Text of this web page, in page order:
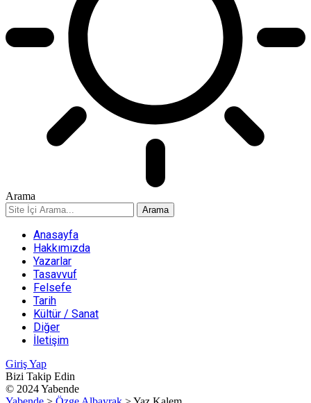
Arama
Anasayfa
Hakkımızda
Yazarlar
Tasavvuf
Felsefe
Tarih
Kültür / Sanat
Diğer
İletişim
Giriş Yap
Bizi Takip Edin
© 2024 Yabende